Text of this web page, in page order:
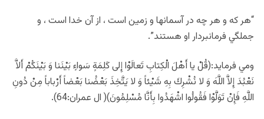
“هر كه و هر چه در آسمانها و زمين است ، از آن خدا است ، و
جملگي فرمانبردار او هستند”.
ومي فرمايد:(قُلْ يا أَهْلَ الْكِتابِ تَعالَوْا إِلى كَلِمَةٍ سَواءٍ بَيْنَنا وَ بَيْنَكُمْ أَلاَّ
نَعْبُدَ إِلاَّ اللَّهَ وَ لا نُشْرِكَ بِهِ شَيْئاً وَ لا يَتَّخِذَ بَعْضُنا بَعْضاً أَرْباباً مِنْ دُونِ
اللَّهِ فَإِنْ تَوَلَّوْا فَقُولُوا اشْهَدُوا بِأَنَّا مُسْلِمُونَ)( ال عمران:64).